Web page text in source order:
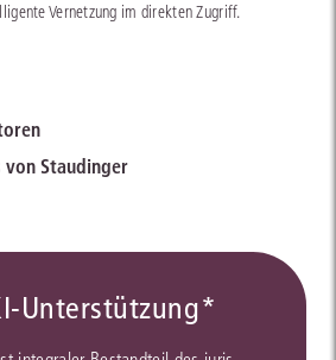
Vernetzung im direkten Zugriff.
von Staudinger
Unterstützung*